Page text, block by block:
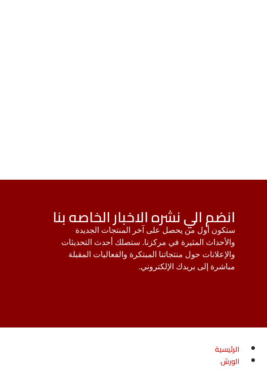
انضم الي نشره الاخبار الخاصه بنا
ستكون أول من يحصل على آخر المنتجات الجديدة
والأحداث المثيرة في مركزنا. ستصلك أحدث التحديثات
والإعلانات حول منتجاتنا المبتكرة والفعاليات المقبلة
مباشرة إلى بريدك الإلكتروني.
الرئيسية
الورش